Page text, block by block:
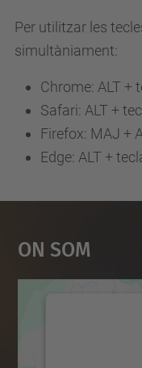
Per utilitzar les
simultàniament:
Chrome: ALT +
Safari: ALT +
Firefox: MAJ +
Edge: ALT +
On Som